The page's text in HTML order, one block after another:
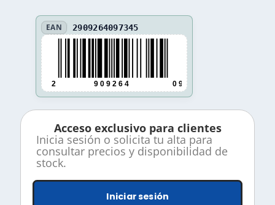
EAN 2909264097345
2 9 0 9 2 6 4 0 9 7 3 4 5
Acceso exclusivo para clientes
Inicia sesión o solicita tu alta para
consultar precios y disponibilidad de
stock.
Iniciar sesión